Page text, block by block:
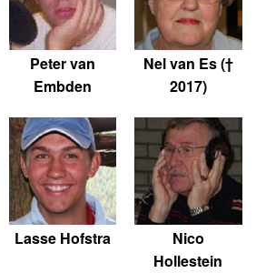
Peter van
Embden
Nel van Es (†
2017)
Lasse Hofstra
Nico
Hollestein